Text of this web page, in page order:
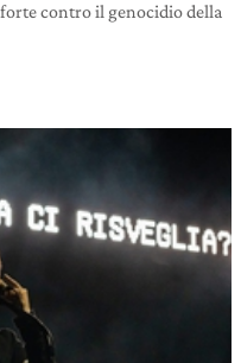
contro il genocidio della